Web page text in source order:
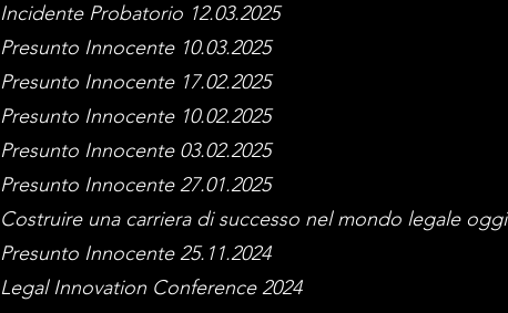
Incidente Probatorio 12.03.2025
Presunto Innocente 10.03.2025
Presunto Innocente 17.02.2025
Presunto Innocente 10.02.2025
Presunto Innocente 03.02.2025
Presunto Innocente 27.01.2025
Costruire una carriera di successo nel mondo legale oggi
Presunto Innocente 25.11.2024
Legal Innovation Conference 2024